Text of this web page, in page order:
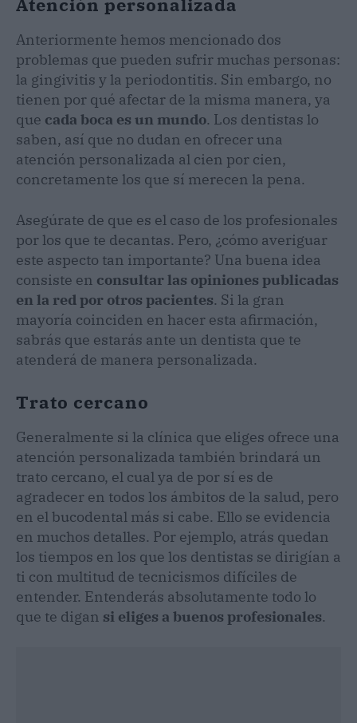
Anteriormente hemos mencionado dos
problemas que pueden sufrir muchas personas:
la gingivitis y la periodontitis. Sin embargo, no
tienen por qué afectar de la misma manera, ya
que cada boca es un mundo. Los dentistas lo
saben, así que no dudan en ofrecer una
atención personalizada al cien por cien,
concretamente los que sí merecen la pena.
Asegúrate de que es el caso de los profesionales
por los que te decantas. Pero, ¿cómo averiguar
este aspecto tan importante? Una buena idea
consiste en consultar las opiniones publicadas
en la red por otros pacientes. Si la gran
mayoría coinciden en hacer esta afirmación,
sabrás que estarás ante un dentista que te
atenderá de manera personalizada.
Trato cercano
Generalmente si la clínica que eliges ofrece una
atención personalizada también brindará un
trato cercano, el cual ya de por sí es de
agradecer en todos los ámbitos de la salud, pero
en el bucodental más si cabe. Ello se evidencia
en muchos detalles. Por ejemplo, atrás quedan
los tiempos en los que los dentistas se dirigían a
ti con multitud de tecnicismos difíciles de
entender. Entenderás absolutamente todo lo
que te digan si eliges a buenos profesionales.